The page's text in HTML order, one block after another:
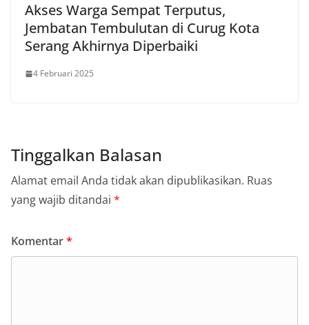
Akses Warga Sempat Terputus,
Jembatan Tembulutan di Curug Kota
Serang Akhirnya Diperbaiki
4 Februari 2025
Tinggalkan Balasan
Alamat email Anda tidak akan dipublikasikan. Ruas
yang wajib ditandai *
Komentar*